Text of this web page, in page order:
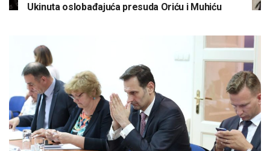
Ukinuta oslobađajuća presuda Oriću i Muhiću